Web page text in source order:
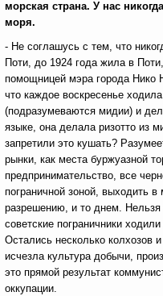
морская страна. У нас
моря.
- Не соглашусь с тем, что
Поти, до 1924 года жила в
помощницей мэра города Нико
что каждое воскресенье
(подразумеваются мидии) и
языке, она делала ризотто из
запретили это кушать?
рынки, как места буржуазной
предпринимательство, все
пограничной зоной, выходить
разрешению, и то днем.
советские пограничники
Остались несколько колхозов
исчезла культура добычи,
это прямой результат
оккупации.